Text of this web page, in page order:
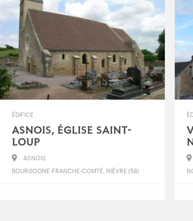
ÉDIFICE
ASNOIS, ÉGLISE SAINT-
LOUP
ASNOIS
BOURGOGNE-FRANCHE-COMTÉ, NIÈVRE (58)